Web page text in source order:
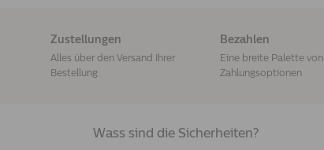
Zustellungen
Alles über den Versand Ihrer
Bestellung
Bezahlen
Eine breite Palette von
Zahlungsoptionen
Wass sind die Sicherheiten?